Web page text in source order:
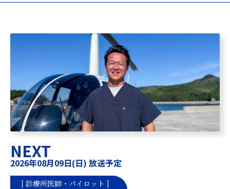
NEXT
2026年08月09日(日) 放送予定
[ 診療所医師・パイロット ]